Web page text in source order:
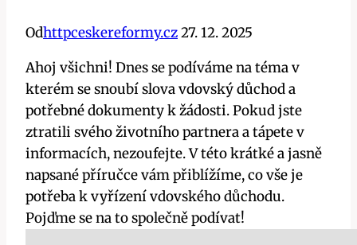
Odhttpceskereformy.cz27. 12. 2025
Ahoj všichni! Dnes se podíváme na téma v
kterém se snoubí slova vdovský důchod a
potřebné dokumenty k žádosti. Pokud jste
ztratili svého životního partnera a tápete v
informacích, nezoufejte. V této krátké a jasně
napsané příručce vám přiblížíme, co vše je
potřeba k vyřízení vdovského důchodu.
Pojďme se na to společně podívat!